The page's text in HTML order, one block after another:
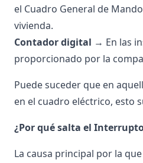
el Cuadro General de
vivienda.
Contador digital → En las
proporcionado por la
Puede suceder que en
en el cuadro eléctrico, esto
¿Por qué salta el
La causa principal por la